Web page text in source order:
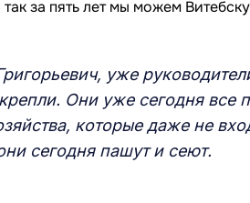
уже
Они уже сегодня
которые даже не
сегодня пашут и сеют.